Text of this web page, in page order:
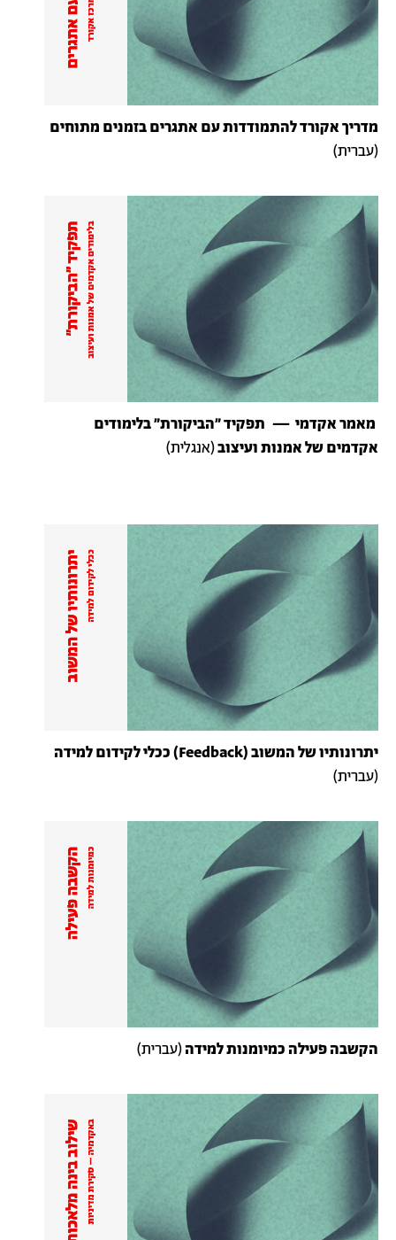
מדריך אקורד להתמודדות עם אתגרים בזמנים מתוחים
(עברית)
מאמר אקדמי — תפקיד ״הביקורת״ בלימודים
אקדמים של אמנות ועיצוב(אנגלית)
יתרונותיו של המשוב (Feedback) ככלי לקידום למידה
(עברית)
הקשבה פעילה כמיומנות למידה(עברית)